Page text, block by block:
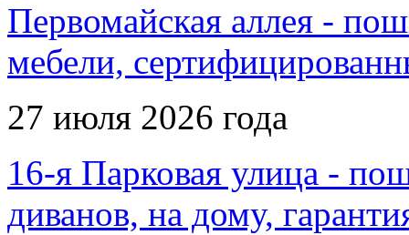
Первомайская аллея -
мебели,
27 июля 2026 года
16-я Парковая улица -
диванов, на дому,